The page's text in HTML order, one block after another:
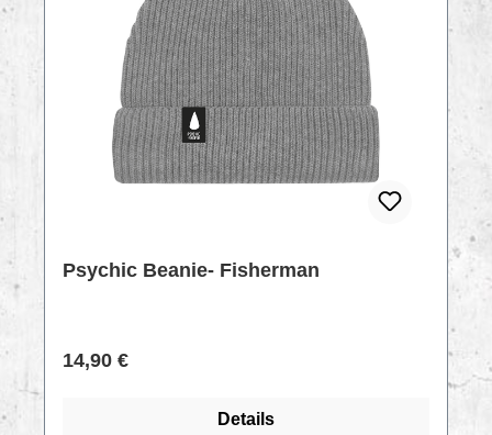
Psychic Beanie- Fisherman
Regulärer Preis:
14,90 €
Details